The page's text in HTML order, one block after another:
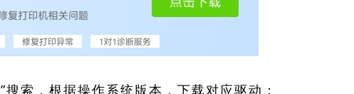
”搜索，根据操作系统版本，下载对应驱动；